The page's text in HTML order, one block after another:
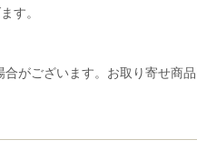
す。
ございます。お取り寄せ商